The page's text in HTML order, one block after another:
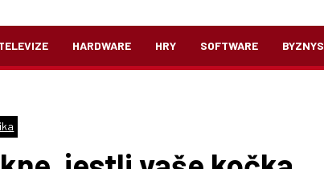
HARDWARE HRY SOFTWARE BYZNYS